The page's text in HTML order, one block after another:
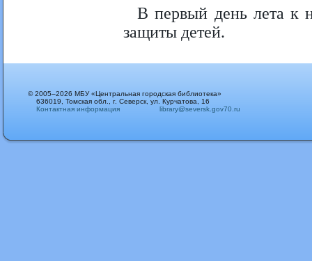
В первый день лета к
защиты детей.
© 2005–2026 МБУ «Центральная городская библиотека»
636019, Томская обл., г. Северск, ул. Курчатова, 16
Контактная информация
library@seversk.gov70.ru